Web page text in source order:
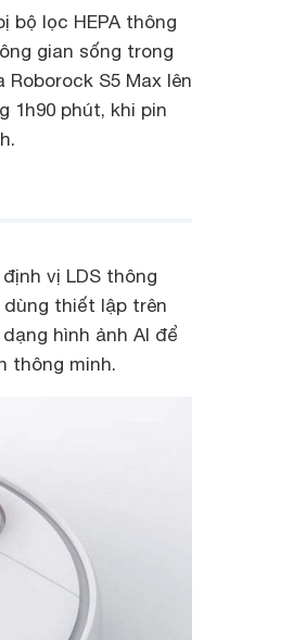
bộ lọc HEPA thông
gian sống trong
S5 Max lên
1h90 phút, khi pin
vị LDS thông
thiết lập trên
hình ảnh AI để
thông minh.